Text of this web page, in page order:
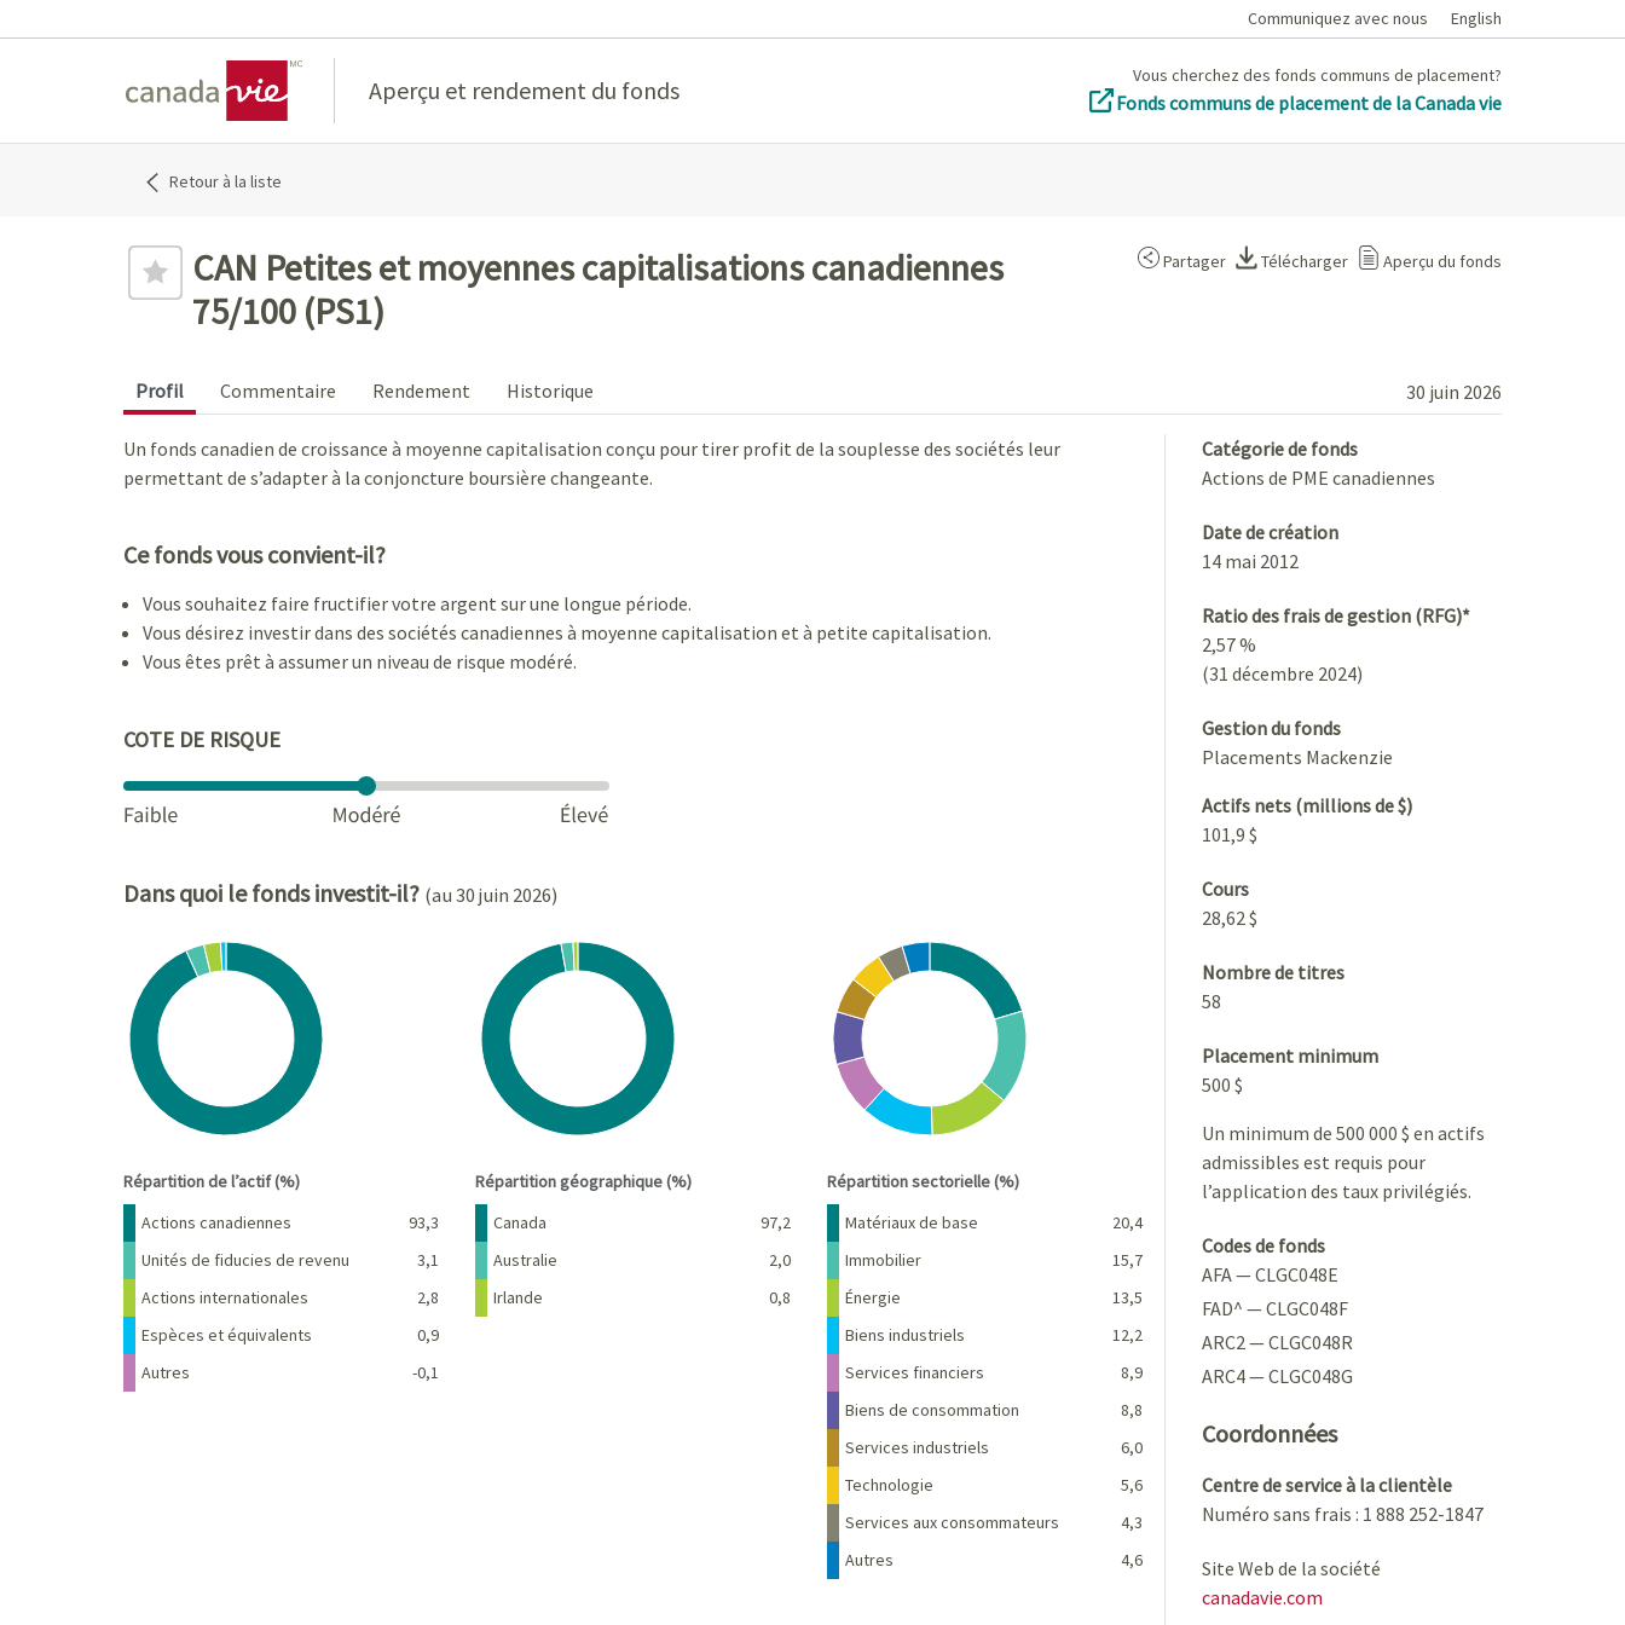
Communiquez avec nous English
Aperçu et rendement du fonds Vous cherchez des fonds communs de placement?
Fonds communs de placement de la Canada vie
Retour à la liste
CAN Petites et moyennes capitalisations canadiennes
75/100 (PS1)
Partager Télécharger Aperçu du fonds
Profil Commentaire Rendement Historique 30 juin 2026
Un fonds canadien de croissance à moyenne capitalisation conçu pour tirer profit de la souplesse des sociétés leur
permettant de s’adapter à la conjoncture boursière changeante.
Ce fonds vous convient-il?
Vous souhaitez faire fructifier votre argent sur une longue période.
Vous désirez investir dans des sociétés canadiennes à moyenne capitalisation et à petite capitalisation.
Vous êtes prêt à assumer un niveau de risque modéré.
COTE DE RISQUE
Dans quoi le fonds investit-il? (au 30 juin 2026)
Chart
Pie chart with 5 slices.
View as data table, Chart
Répartition de l’actif (%)
Nom Pourcentage
Actions canadiennes
93,3
Unités de fiducies de revenu
3,1
Actions internationales
2,8
Espèces et équivalents
0,9
Autres
-0,1
Chart
Pie chart with 3 slices.
View as data table, Chart
Répartition géographique (%)
Nom Pourcentage
Canada
97,2
Australie
2,0
Irlande
0,8
Chart
Pie chart with 10 slices.
View as data table, Chart
Répartition sectorielle (%)
Nom Pourcentage
Matériaux de base
20,4
Immobilier
15,7
Énergie
13,5
Biens industriels
12,2
Services financiers
8,9
Biens de consommation
8,8
Services industriels
6,0
Technologie
5,6
Services aux consommateurs
4,3
Autres
4,6
Catégorie de fonds
Actions de PME canadiennes
Date de création
14 mai 2012
Ratio des frais de gestion (RFG)*
2,57 %
(31 décembre 2024)
Gestion du fonds
Placements Mackenzie
Actifs nets (millions de $)
101,9 $
Cours
28,62 $
Nombre de titres
58
Placement minimum
500 $
Un minimum de 500 000 $ en actifs
admissibles est requis pour
l’application des taux privilégiés.
Codes de fonds
AFA — CLGC048E
FAD^ — CLGC048F
ARC2 — CLGC048R
ARC4 — CLGC048G
Coordonnées
Centre de service à la clientèle
Numéro sans frais : 1 888 252-1847
Site Web de la société
canadavie.com